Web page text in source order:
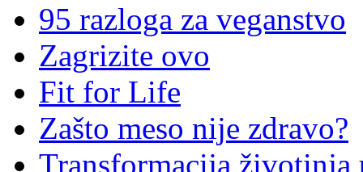
95 razloga za veganstvo
Zagrizite ovo
Fit for Life
Zašto meso nije zdravo?
Transformacija životinja